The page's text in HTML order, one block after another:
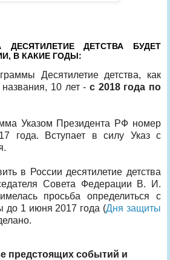
ДЕСЯТИЛЕТИЕ ДЕТСТВА БУДЕТ
В КАКИЕ ГОДЫ:
Десятилетие детства, как
названия, 10 лет - с 2018 года по
Указом Президента РФ номер
года. Вступает в силу Указ с
в России десятилетие детства
Совета Федерации В. И.
просьба определиться с
до 1 июня 2017 года (Дня защиты
предстоящих событий и